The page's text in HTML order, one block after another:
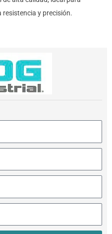
resistencia y precisión.